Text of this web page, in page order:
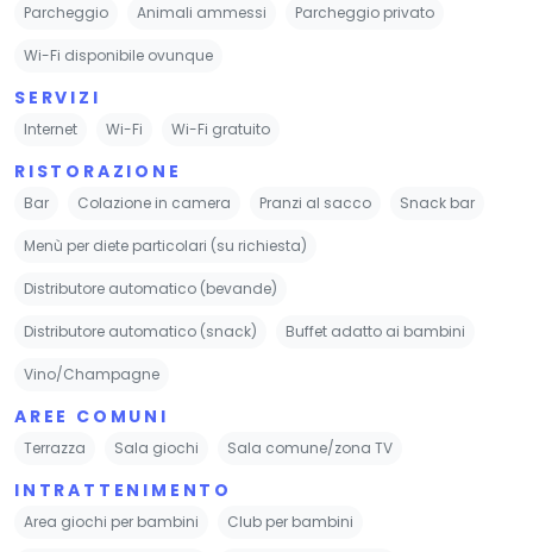
Parcheggio Animali ammessi Parcheggio privato
Wi-Fi disponibile ovunque
SERVIZI
Internet Wi-Fi Wi-Fi gratuito
RISTORAZIONE
Bar Colazione in camera Pranzi al sacco Snack bar
Menù per diete particolari (su richiesta)
Distributore automatico (bevande)
Distributore automatico (snack) Buffet adatto ai bambini
Vino/Champagne
AREE COMUNI
Terrazza Sala giochi Sala comune/zona TV
INTRATTENIMENTO
Area giochi per bambini Club per bambini